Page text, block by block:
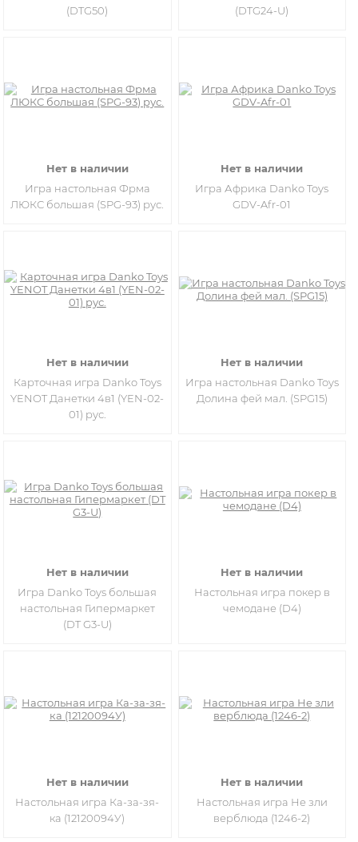
(DTG50)
(DTG24-U)
Нет в наличии
​​Игра настольная Фрма
ЛЮКС большая (SPG-93) рус.
Нет в наличии
​Игра Африка Danko Toys
GDV-Afr-01
Нет в наличии
Карточная игра Danko Toys
YENOT Данетки 4в1 (YEN-02-
01) рус.
Нет в наличии
Игра настольная Danko Toys
Долина фей мал. (SPG15)
Нет в наличии
Игра Danko Toys большая
настольная Гипермаркет
(DT G3-U)
Нет в наличии
Настольная игра покер в
чемодане (D4)
Нет в наличии
Настольная игра Ка-за-зя-
ка (12120094У)
Нет в наличии
Настольная игра Не зли
верблюда (1246-2)